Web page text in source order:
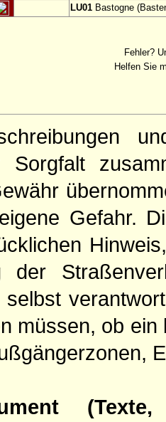
LU01 Bastogne
Fehler?
Helfen Sie
Sorgfalt
Gefahr.
der
selbst
müssen, ob